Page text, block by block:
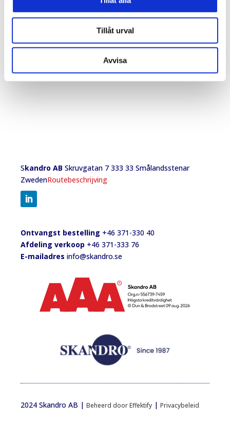
Tillåt urval
Avvisa
maten en diktes
Skandro AB Skruvgatan 7 333 33 Smålandsstenar
ZwedenRoutebeschrijving
Ontvangst bestelling +46 371-330 40
Afdeling verkoop +46 371-333 76
E-mailadres info@skandro.se
2024 Skandro AB | Beheerd door Effektify | Privacybeleid